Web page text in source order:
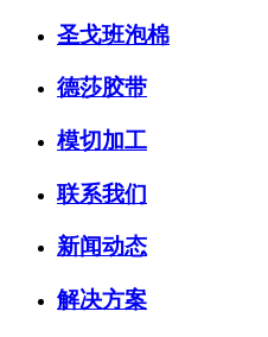
圣戈班泡棉
德莎胶带
模切加工
联系我们
新闻动态
解决方案